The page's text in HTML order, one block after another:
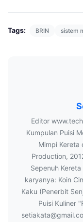
Tags: BRIN sistem
Editor
Kumpulan Puisi
Mimpi Kereta
Production,
Sepenuh
karyanya: Koin
Kaku (Penerbit
Puisi Kuliner